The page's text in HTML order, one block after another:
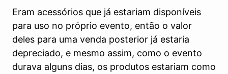
Eram acessórios que já estariam disponíveis
para uso no próprio evento, então o valor
deles para uma venda posterior já estaria
depreciado, e mesmo assim, como o evento
durava alguns dias, os produtos estariam como